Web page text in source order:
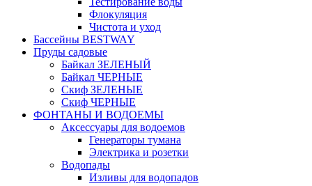
Флокуляция
Чистота и уход
Бассейны BESTWAY
Пруды садовые
Байкал ЗЕЛЕНЫЙ
Байкал ЧЕРНЫЕ
Скиф ЗЕЛЕНЫЕ
Скиф ЧЕРНЫЕ
ФОНТАНЫ И ВОДОЕМЫ
Аксессуары для водоемов
Генераторы тумана
Электрика и розетки
Водопады
Изливы для водопадов